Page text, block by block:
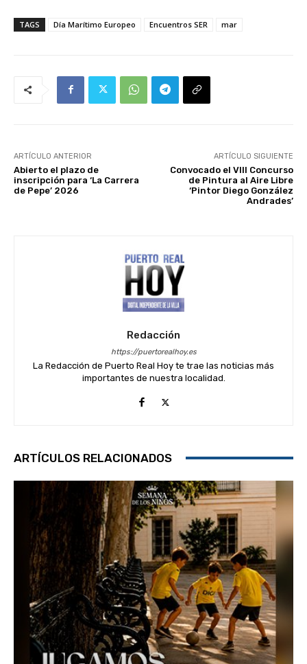
TAGS Día Marítimo Europeo Encuentros SER mar
ARTÍCULO ANTERIOR
Abierto el plazo de
inscripción para ‘La Carrera
de Pepe’ 2026
ARTÍCULO SIGUIENTE
Convocado el VIII Concurso
de Pintura al Aire Libre
‘Pintor Diego González
Andrades’
Redacción
https://puertorealhoy.es
La Redacción de Puerto Real Hoy te trae las noticias más
importantes de nuestra localidad.
ARTÍCULOS RELACIONADOS